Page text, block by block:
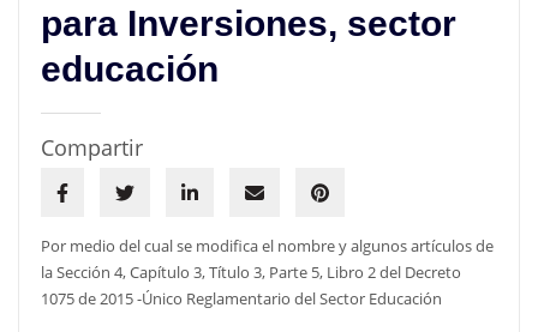
para Inversiones, sector
educación
Compartir
Por medio del cual se modifica el nombre y algunos artículos de
la Sección 4, Capítulo 3, Título 3, Parte 5, Libro 2 del Decreto
1075 de 2015 -Único Reglamentario del Sector Educación